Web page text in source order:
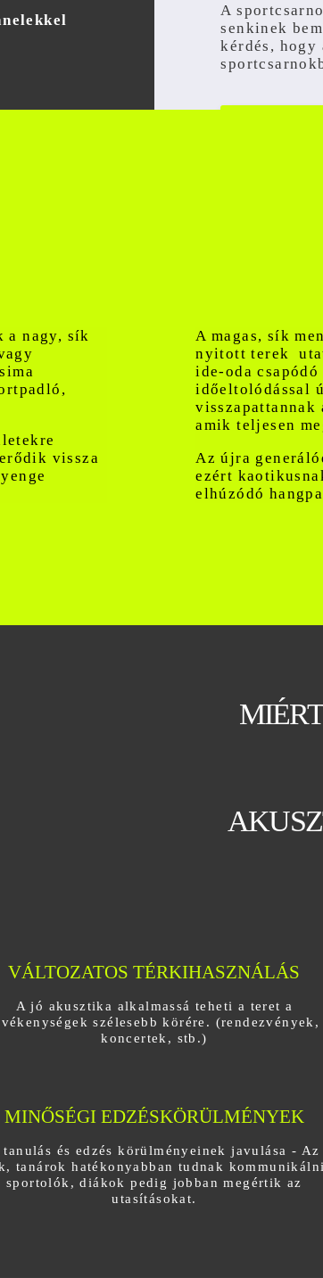
A
senkinek
kérdés, hogy
a nagy, sík
vissza
A magas, sík
nyitott terek
ide-oda
időeltolódással
visszapattannak
amik teljesen
Az újra
ezért
elhúzódó
VÁLTOZATOS TÉRKIHASZNÁLÁS
A jó akusztika alkalmassá teheti a teret a
szélesebb körére. (rendezvények,
koncertek, stb.)
MINŐSÉGI EDZÉSKÖRÜLMÉNYEK
tanulás és edzés körülményeinek javulása - Az
tanárok hatékonyabban tudnak
sportolók, diákok pedig jobban megértik az
utasításokat.